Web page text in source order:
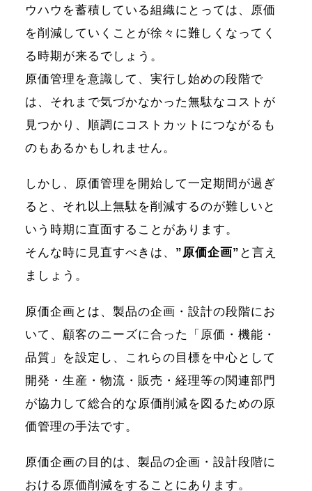
ウハウを蓄積している組織にとっては、原価
を削減していくことが徐々に難しくなってく
る時期が来るでしょう。
原価管理を意識して、実行し始めの段階で
は、それまで気づかなかった無駄なコストが
見つかり、順調にコストカットにつながるも
のもあるかもしれません。
しかし、原価管理を開始して一定期間が過ぎ
ると、それ以上無駄を削減するのが難しいと
いう時期に直面することがあります。
そんな時に見直すべきは、 ”原価企画” と言え
ましょう。
原価企画とは、製品の企画・設計の段階にお
いて、顧客のニーズに合った「原価・機能・
品質」を設定し、これらの目標を中心として
開発・生産・物流・販売・経理等の関連部門
が協力して総合的な原価削減を図るための原
価管理の手法です。
原価企画の目的は、製品の企画・設計段階に
おける原価削減をすることにあります。